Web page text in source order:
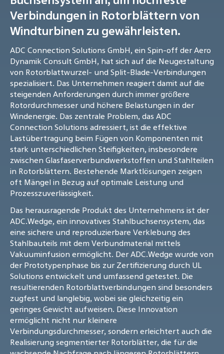
Verbindungen in Rotorblättern von
Windturbinen zu gewährleisten.
ADC Connection Solutions GmbH, ein Spin-off der Aero
Dynamik Consult GmbH, hat sich auf die Neugestaltung
von Rotorblattwurzel- und Split-Blade-Verbindungen
spezialisiert. Das Unternehmen reagiert damit auf die
steigenden Anforderungen durch immer größere
Rotordurchmesser und höhere Belastungen in der
Windenergie. Das zentrale Problem, das ADC
Connection Solutions adressiert, ist die effektive
Lastübertragung beim Fügen von Komponenten mit
stark unterschiedlichen Steifigkeiten, insbesondere
zwischen Glasfaserverbundwerkstoffen und Stahlteilen
in Rotorblättern. Bestehende Marktlösungen zeigen
oft Mängel in Bezug auf optimale Leistung und
Prozesszuverlässigkeit.
Das herausragende Produkt des Unternehmens ist der
ADC.Wedge, ein innovatives Stahlbuchsensystem, das
eine sichere und reproduzierbare Verklebung des
Stahlbauteils mit dem Verbundmaterial mittels
Vakuuminfusion ermöglicht. Der ADC.Wedge wurde von
der Prototypenphase bis zur Zertifizierung durch UL
Solutions entwickelt und umfassend getestet. Die
resultierenden Rotorblattverbindungen sind besonders
zugfest und langlebig, wobei sie gleichzeitig ein
geringes Gewicht aufweisen. Diese Innovation
ermöglicht nicht nur kleinere
Verbindungsdurchmesser, sondern erleichtert auch die
Realisierung segmentierter Rotorblätter, die für die